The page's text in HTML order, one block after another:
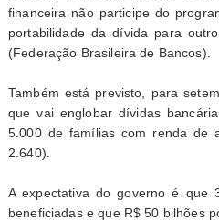
financeira não participe do
portabilidade da dívida para
(Federação Brasileira de Bancos).
Também está previsto, para
que vai englobar dívidas
5.000 de famílias com renda de
2.640).
A expectativa do governo é que
beneficiadas e que R$ 50 bilhões